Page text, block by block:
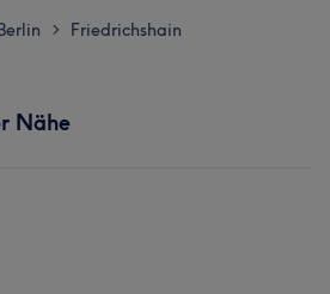
> Friedrichshain
Nähe